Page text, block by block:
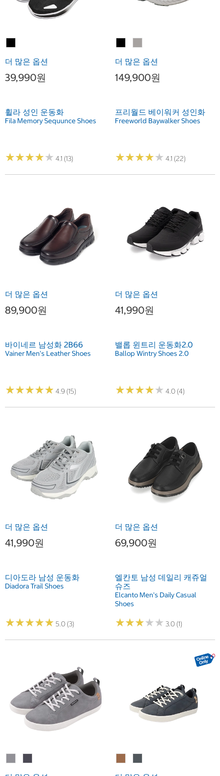
더 많은 옵션
39,990원
휠라 성인 운동화
Fila Memory Sequunce Shoes
★★★★★
★★★★★ 4.1 (13)
더 많은 옵션
149,900원
프리월드 베이워커 성인화
Freeworld Baywalker Shoes
★★★★★
★★★★★ 4.1 (22)
더 많은 옵션
89,900원
바이네르 남성화 2B66
Vainer Men's Leather Shoes
★★★★★
★★★★★ 4.9 (15)
더 많은 옵션
41,990원
밸롭 윈트리 운동화2.0
Ballop Wintry Shoes 2.0
★★★★★
★★★★★ 4.0 (4)
더 많은 옵션
41,990원
디아도라 남성 운동화
Diadora Trail Shoes
★★★★★
★★★★★ 5.0 (3)
더 많은 옵션
69,900원
엘칸토 남성 데일리 캐쥬얼
슈즈
Elcanto Men's Daily Casual
Shoes
★★★★★
★★★★★ 3.0 (1)